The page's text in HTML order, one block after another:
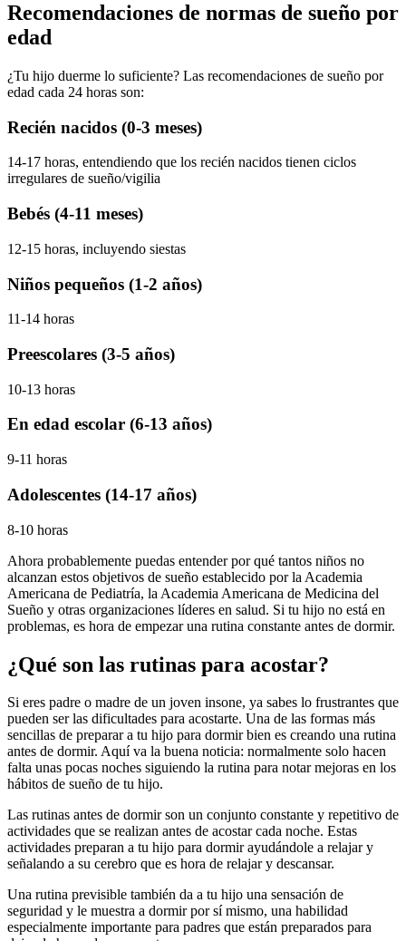
Recomendaciones de normas de sueño por
edad
¿Tu hijo duerme lo suficiente? Las recomendaciones de sueño por
edad cada 24 horas son:
Recién nacidos (0-3 meses)
14-17 horas, entendiendo que los recién nacidos tienen ciclos
irregulares de sueño/vigilia
Bebés (4-11 meses)
12-15 horas, incluyendo siestas
Niños pequeños (1-2 años)
11-14 horas
Preescolares (3-5 años)
10-13 horas
En edad escolar (6-13 años)
9-11 horas
Adolescentes (14-17 años)
8-10 horas
Ahora probablemente puedas entender por qué tantos niños no
alcanzan estos objetivos de sueño establecido por la Academia
Americana de Pediatría, la Academia Americana de Medicina del
Sueño y otras organizaciones líderes en salud. Si tu hijo no está en
problemas, es hora de empezar una rutina constante antes de dormir.
¿Qué son las rutinas para acostar?
Si eres padre o madre de un joven insone, ya sabes lo frustrantes que
pueden ser las dificultades para acostarte. Una de las formas más
sencillas de preparar a tu hijo para dormir bien es creando una rutina
antes de dormir. Aquí va la buena noticia: normalmente solo hacen
falta unas pocas noches siguiendo la rutina para notar mejoras en los
hábitos de sueño de tu hijo.
Las rutinas antes de dormir son un conjunto constante y repetitivo de
actividades que se realizan antes de acostar cada noche. Estas
actividades preparan a tu hijo para dormir ayudándole a relajar y
señalando a su cerebro que es hora de relajar y descansar.
Una rutina previsible también da a tu hijo una sensación de
seguridad y le muestra a dormir por sí mismo, una habilidad
especialmente importante para padres que están preparados para